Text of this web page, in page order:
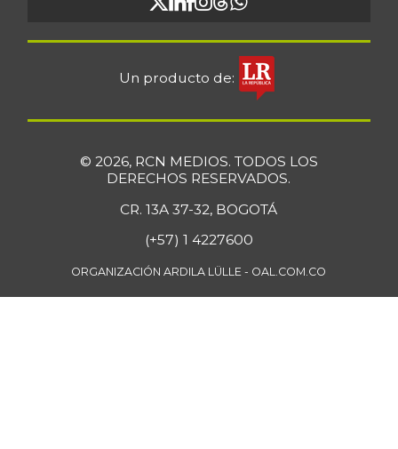
Un producto de:
© 2026, RCN MEDIOS. TODOS LOS
DERECHOS RESERVADOS.
CR. 13A 37-32, BOGOTÁ
(+57) 1 4227600
ORGANIZACIÓN ARDILA LÜLLE - OAL.COM.CO